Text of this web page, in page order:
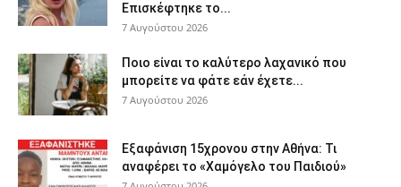
Επισκέφτηκε το...
7 Αυγούστου 2026
Ποιο είναι το καλύτερο λαχανικό που
μπορείτε να φάτε εάν έχετε...
7 Αυγούστου 2026
Εξαφάνιση 15χρονου στην Αθήνα: Τι
αναφέρει το «Χαμόγελο του Παιδιού»